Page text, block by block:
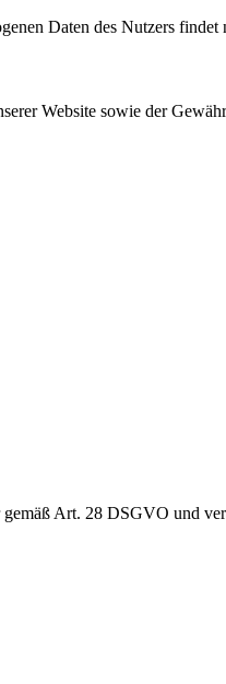
Daten des Nutzers findet
Website sowie der
Art. 28 DSGVO und